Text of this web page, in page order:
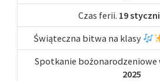
Czas ferii. 19
Świąteczna bitwa na klasy
Spotkanie bożonarodzeniowe
2025